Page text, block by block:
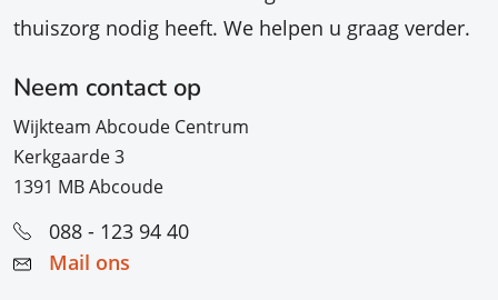
thuiszorg nodig heeft. We helpen u graag verder.
Neem contact op
Wijkteam Abcoude Centrum
Kerkgaarde 3
1391 MB Abcoude
088 - 123 94 40
Mail ons